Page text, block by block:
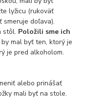
lyžicu (rukoväť
smeruje doľava).
stôl. Položili sme ich
mal byť ten, ktorý je
je pred alkoholom.
alebo prinášať
mali byť na stole.